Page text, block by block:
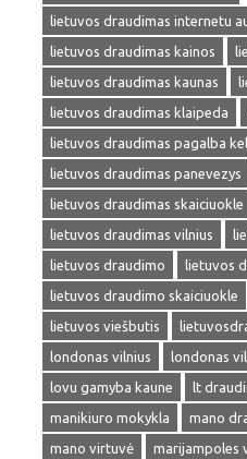
lietuvos draudimas internetu
lietuvos draudimas kainos
lietuvos draudimas kaunas
lietuvos draudimas klaipeda
lietuvos draudimas pagalba
lietuvos draudimas panevezys
lietuvos draudimas skaiciuokle
lietuvos draudimas vilnius
lietuvos draudimo
lietuvos
lietuvos draudimo skaiciuokle
lietuvos viešbutis
londonas vilnius
londonas
lovu gamyba kaune
lt
manikiuro mokykla
mano
mano virtuvė
marijampoles